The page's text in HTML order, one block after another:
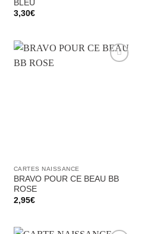
BLEU
3,30€
CARTES NAISSANCE
BRAVO POUR CE BEAU BB
ROSE
2,95€